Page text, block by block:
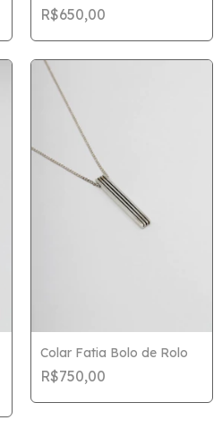
R$650,00
Colar Fatia Bolo de Rolo
R$750,00